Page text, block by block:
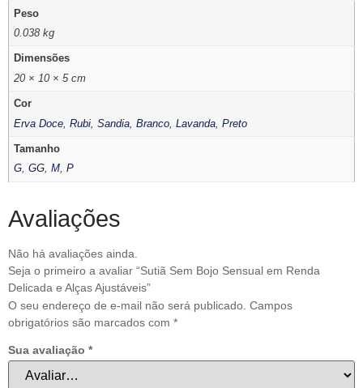
Peso
0.038 kg
Dimensões
20 × 10 × 5 cm
Cor
Erva Doce ,Rubi ,Sandia ,Branco ,Lavanda ,Preto
Tamanho
G,GG,M,P
Avaliações
Não há avaliações ainda.
Seja o primeiro a avaliar “Sutiã Sem Bojo Sensual em Renda
Delicada e Alças Ajustáveis”
O seu endereço de e-mail não será publicado. Campos
obrigatórios são marcados com *
Sua avaliação *